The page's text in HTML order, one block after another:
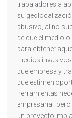
trabajadores a
su
abusivo, al no
de que el medio
para obtener
medios
que empresa y
que estimen
herramientas
empresarial,
un proyecto